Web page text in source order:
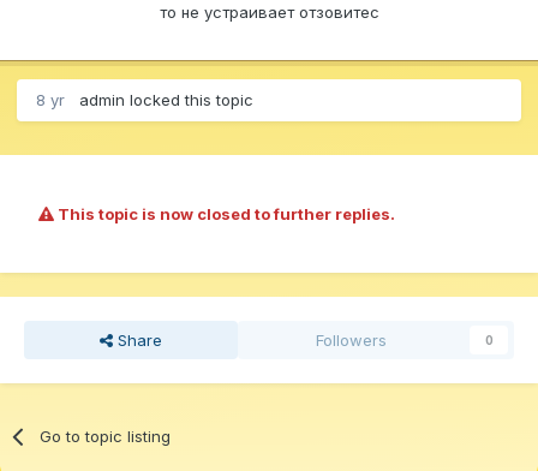
то не устраивает отзовитес
8 yr admin locked this topic
This topic is now closed to further replies.
Share Followers 0
Go to topic listing